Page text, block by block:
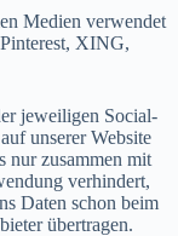
Medien verwendet
XING,
jeweiligen Social-
unserer Website
nur zusammen mit
verhindert,
Daten schon beim
übertragen.